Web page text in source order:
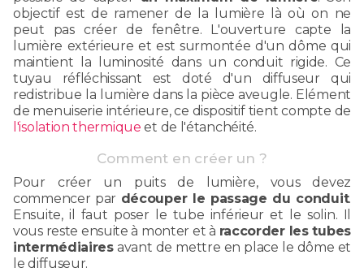
objectif est de ramener de la lumière là où on ne
peut pas créer de fenêtre. L'ouverture capte la
lumière extérieure et est surmontée d'un dôme qui
maintient la luminosité dans un conduit rigide. Ce
tuyau réfléchissant est doté d'un diffuseur qui
redistribue la lumière dans la pièce aveugle. Elément
de menuiserie intérieure, ce dispositif tient compte de
l'isolation thermique et de l'étanchéité.
Comment en créer un ?
Pour créer un puits de lumière, vous devez
commencer par découper le passage du conduit.
Ensuite, il faut poser le tube inférieur et le solin. Il
vous reste ensuite à monter et à raccorder les tubes
intermédiairesavant de mettre en place le dôme et
le diffuseur.